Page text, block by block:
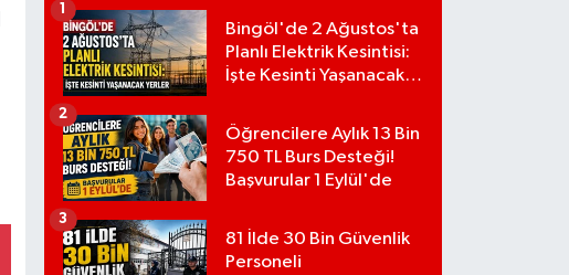
Bingöl'de 2 Ağustos'ta
Planlı Elektrik Kesintisi:
İşte Kesinti Yaşanacak
1
Öğrencilere Aylık 13 Bin
750 TL Burs Desteği!
Başvurular 1 Eylül'de
2
81 İlde 30 Bin Güvenlik
Personeli
3